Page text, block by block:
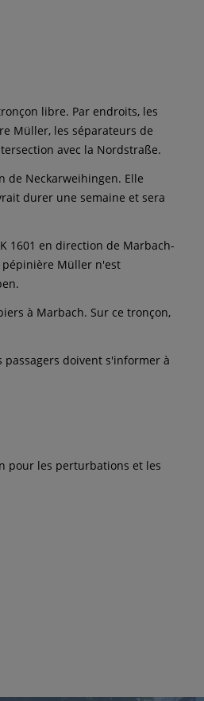
libre. Par endroits, les
Müller, les séparateurs de
avec la Nordstraße.
de Neckarweihingen. Elle
durer une semaine et sera
1601 en direction de Marbach-
pépinière Müller n'est
à Marbach. Sur ce tronçon,
doivent s'informer à
pour les perturbations et les